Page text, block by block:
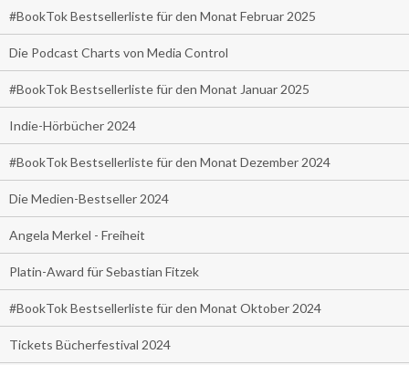
#BookTok Bestsellerliste für den Monat Februar 2025
Die Podcast Charts von Media Control
#BookTok Bestsellerliste für den Monat Januar 2025
Indie-Hörbücher 2024
#BookTok Bestsellerliste für den Monat Dezember 2024
Die Medien-Bestseller 2024
Angela Merkel - Freiheit
Platin-Award für Sebastian Fitzek
#BookTok Bestsellerliste für den Monat Oktober 2024
Tickets Bücherfestival 2024